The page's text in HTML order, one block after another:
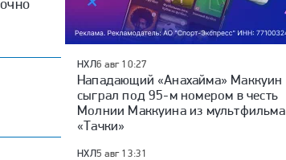
НХЛ6 авг 10:27
Нападающий «Анахайма» Маккуин
сыграл под 95-м номером в честь
Молнии Маккуина из мультфильма
«Тачки»
НХЛ5 авг 13:31